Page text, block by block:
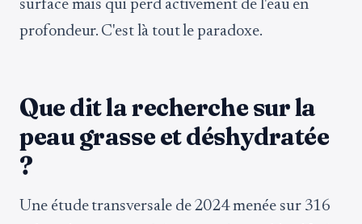
surface mais qui perd activement de l'eau en
profondeur. C'est là tout le paradoxe.
Que dit la recherche sur la
peau grasse et déshydratée
?
Une étude transversale de 2024 menée sur 316